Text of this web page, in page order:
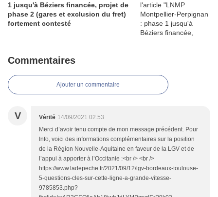
1 jusqu'à Béziers financée, projet de
phase 2 (gares et exclusion du fret)
fortement contesté
Commentaires
Ajouter un commentaire
V Vérité 14/09/2021 02:53
Merci d’avoir tenu compte de mon message précédent. Pour
Info, voici des informations complémentaires sur la position
de la Région Nouvelle-Aquitaine en faveur de la LGV et de
l’appui à apporter à l’Occitanie :<br /> <br />
https://www.ladepeche.fr/2021/09/12/lgv-bordeaux-toulouse-
5-questions-cles-sur-cette-ligne-a-grande-vitesse-
9785853.php?